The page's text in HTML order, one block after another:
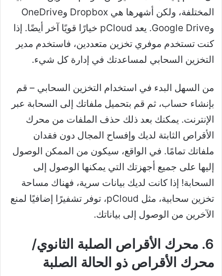
المختلفة، ولكن أشهرها هي Dropbox وOneDrive
وGoogle Drive. يعد pCloud خيارًا قويًا آخر أيضًا. إذا
كنت تستخدم موفري تخزين متعددين، فاستخدم مدير
التخزين السحابي لمساعدتك في إدارة كل شيء.
من السهل البدء في استخدام التخزين السحابي – قم
بإنشاء حساب، ثم قم بتحميل ملفاتك إلى السحابة عبر
الإنترنت. يمكنك بعد ذلك حذف الملفات من محرك
الأقراص الثابتة لديك وإفساح المجال دون فقدان
ملفاتك تمامًا. في الواقع، سيكون من الممكن الوصول
إليها على جميع أجهزتك التي يمكنها الوصول إلى
السحابة! إذا كانت لديك بيانات سرية، فهناك مساحة
تخزين سحابية، مثل pCloud، توفر تشفيرًا إضافيًا لمنع
الآخرين من الوصول إلى بياناتك.
6. محرك الأقراص الصلبة الثانوي/
محرك الأقراص ذو الحالة الصلبة